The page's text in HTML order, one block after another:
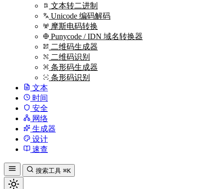
文本转二进制
Unicode 编码解码
摩斯电码转换
Punycode / IDN 域名转换器
二维码生成器
二维码识别
条形码生成器
条形码识别
文本
时间
安全
网络
生成器
设计
速查
搜索工具 ⌘K